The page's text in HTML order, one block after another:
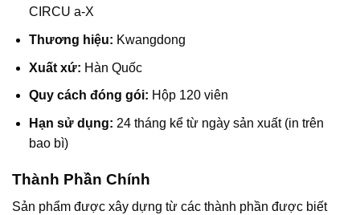
CIRCU a-X
Thương hiệu: Kwangdong
Xuất xứ: Hàn Quốc
Quy cách đóng gói: Hộp 120 viên
Hạn sử dụng: 24 tháng kể từ ngày sản xuất (in trên
bao bì)
Thành Phần Chính
Sản phẩm được xây dựng từ các thành phần được biết